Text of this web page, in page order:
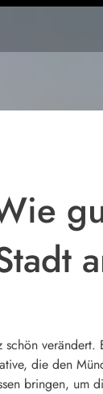
die den
bringen, um